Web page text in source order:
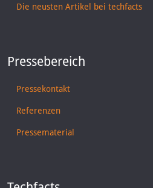
Die neusten Artikel bei techfacts
Pressebereich
Pressekontakt
Referenzen
Pressematerial